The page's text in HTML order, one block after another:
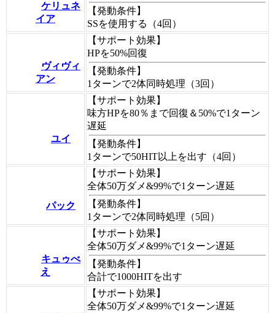
ケリュネ
イア
【発動条件】
SSを使用する（4回）
ヴィヴィ
アン
【サポート効果】
HPを50%回復
【発動条件】
1ターンで2体同時処理（3回）
ユイ
【サポート効果】
味方HPを80％まで回復＆50%で1ターン
遅延
【発動条件】
1ターンで50HIT以上を出す（4回）
パック
【サポート効果】
全体50万ダメ&99%で1ターン遅延
【発動条件】
1ターンで2体同時処理（5回）
キュゥべ
え
【サポート効果】
全体50万ダメ&99%で1ターン遅延
【発動条件】
合計で1000HITを出す
【サポート効果】
全体50万ダメ&99%で1ターン遅延